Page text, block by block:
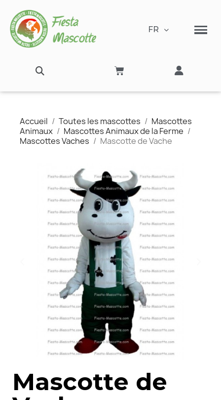
FR
Accueil Toutes les mascottes
Mascottes
Animaux
Mascottes Animaux de la Ferme
Mascottes Vaches
Mascotte de Vache
Mascotte de